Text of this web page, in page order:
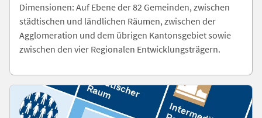
Dimensionen: Auf Ebene der 82 Gemeinden, zwischen
städtischen und ländlichen Räumen, zwischen der
Agglomeration und dem übrigen Kantonsgebiet sowie
zwischen den vier Regionalen Entwicklungsträgern.